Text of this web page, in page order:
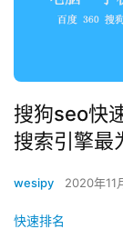
搜狗seo快
搜索引擎最
wesipy 2020年11
快速排名